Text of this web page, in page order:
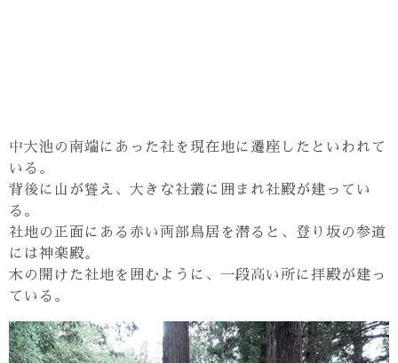
中大池の南端にあった社を現在地に遷座したといわれて
いる。
背後に山が聳え、大きな社叢に囲まれ社殿が建ってい
る。
社地の正面にある赤い両部鳥居を潜ると、登り坂の参道
には神楽殿。
木の開けた社地を囲むように、一段高い所に拝殿が建っ
ている。